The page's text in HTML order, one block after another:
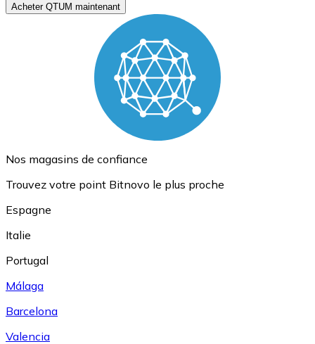
Acheter QTUM maintenant
Nos magasins de confiance
Trouvez votre point Bitnovo le plus proche
Espagne
Italie
Portugal
Málaga
Barcelona
Valencia